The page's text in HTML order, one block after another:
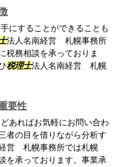
にすることができることも
法人名南経営 札幌事務所
税務相談を承っておりま
税理士法人名南経営 札幌
要性
あればお気軽にお問い合わ
者の目を借りながら分析す
営 札幌事務所では札幌
を承っております。事業承